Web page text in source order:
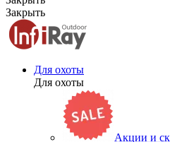
Закрыть
Для охоты
Для охоты
Акции и